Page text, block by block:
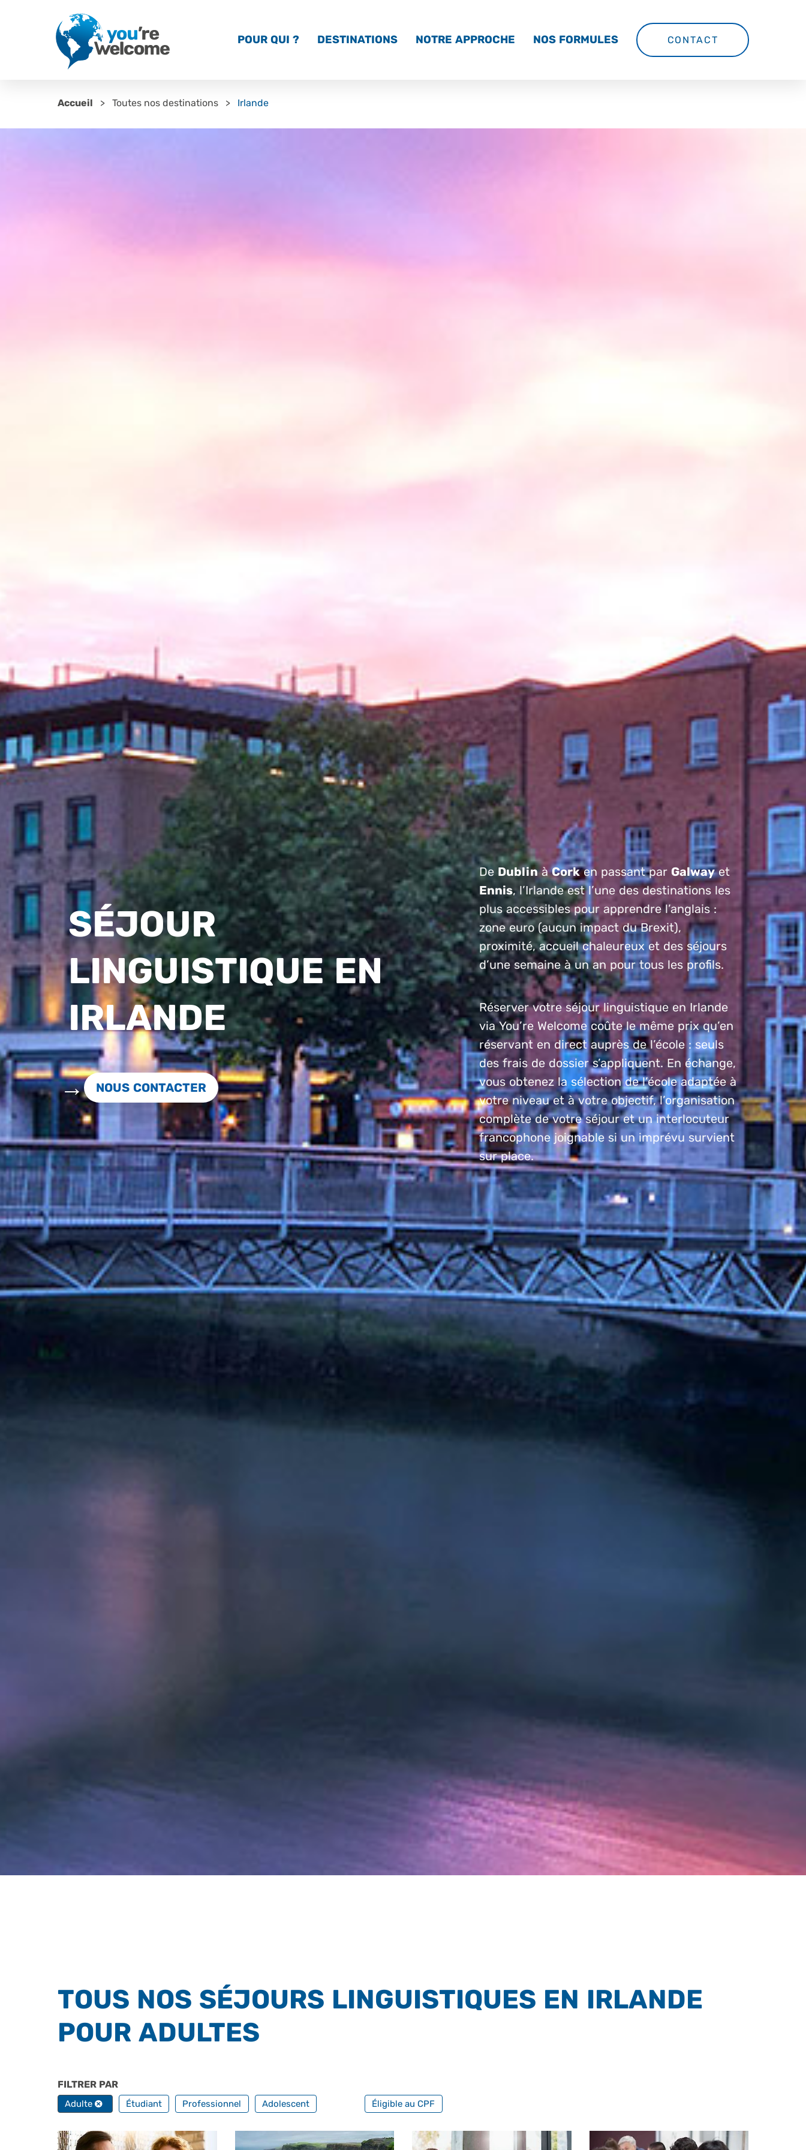
POUR QUI ? DESTINATIONS NOTRE APPROCHE NOS FORMULES CONTACT
Accueil Toutes nos destinations Irlande
SÉJOUR
LINGUISTIQUE EN
IRLANDE
NOUS CONTACTER
De DublinàCorken passant par Galwayet
Ennis, l’Irlande est l’une des destinations les
plus accessibles pour apprendre l’anglais :
zone euro (aucun impact du Brexit),
proximité, accueil chaleureux et des séjours
d’une semaine à un an pour tous les profils.
Réserver votre séjour linguistique en Irlande
via You’re Welcome coûte le même prix qu’en
réservant en direct auprès de l’école : seuls
des frais de dossier s’appliquent. En échange,
vous obtenez la sélection de l’école adaptée à
votre niveau et à votre objectif, l’organisation
complète de votre séjour et un interlocuteur
francophone joignable si un imprévu survient
sur place.
TOUS NOS SÉJOURS LINGUISTIQUES EN IRLANDE
POUR ADULTES
FILTRER PAR
Adulte Étudiant Professionnel Adolescent Éligible au CPF